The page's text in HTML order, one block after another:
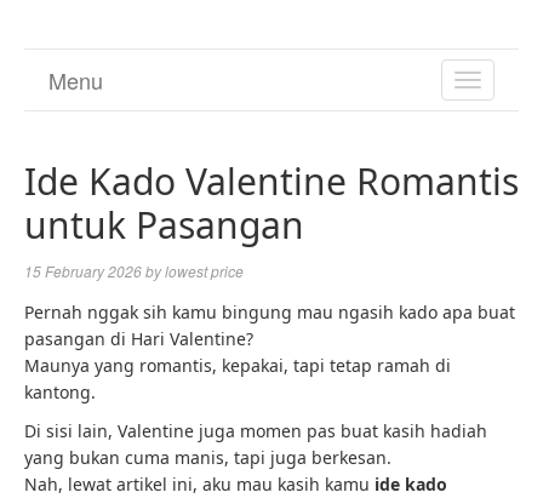
TOGGLE
Menu
Ide Kado Valentine Romantis
untuk Pasangan
15 February 2026bylowest price
Pernah nggak sih kamu bingung mau ngasih kado apa buat
pasangan di Hari Valentine?
Maunya yang romantis, kepakai, tapi tetap ramah di
kantong.
Di sisi lain, Valentine juga momen pas buat kasih hadiah
yang bukan cuma manis, tapi juga berkesan.
Nah, lewat artikel ini, aku mau kasih kamu ide kado